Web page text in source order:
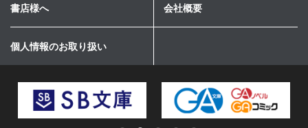
書店様へ 会社概要
個人情報のお取り扱い